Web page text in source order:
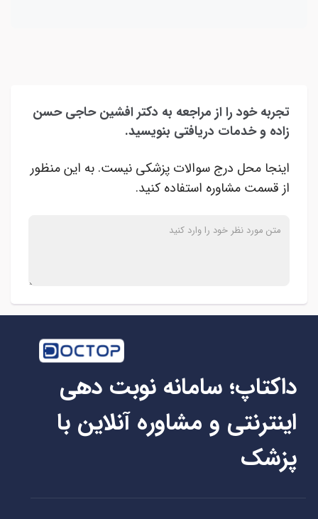
تجربه خود را از مراجعه به دکتر افشین حاجی حسن
زاده و خدمات دریافتی بنویسید.
اینجا محل درج سوالات پزشکی نیست. به این منظور
از قسمت مشاوره استفاده کنید.
داکتاپ؛ سامانه نوبت دهی
اینترنتی و مشاوره آنلاین با
پزشک